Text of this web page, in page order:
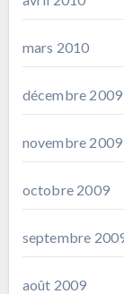
mars 2010
décembre 2009
novembre 2009
octobre 2009
septembre
août 2009